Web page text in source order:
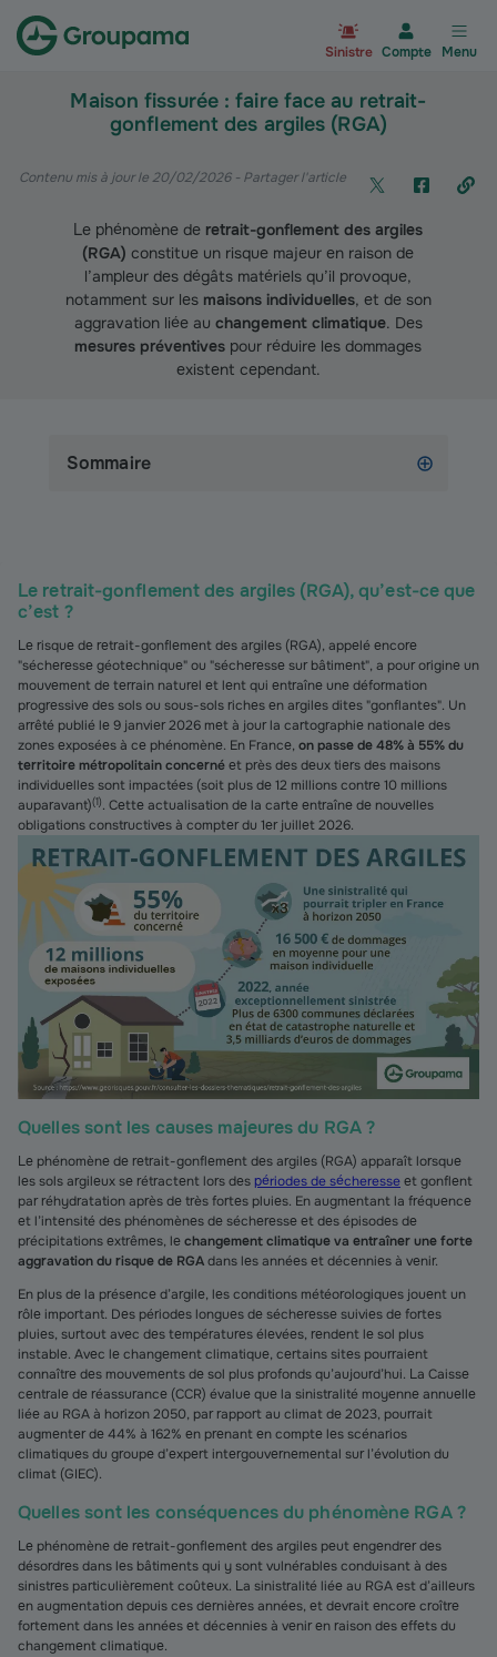
Sinistre Compte Menu
Maison fissurée : faire face au retrait-
gonflement des argiles (RGA)
Contenu mis à jour le 20/02/2026- Partager l'article
Le phénomène de retrait-gonflement des argiles
(RGA) constitue un risque majeur en raison de
l’ampleur des dégâts matériels qu’il provoque,
notamment sur les maisons individuelles, et de son
aggravation liée au changement climatique. Des
mesures préventives pour réduire les dommages
existent cependant.
Sommaire
Le retrait-gonflement des argiles (RGA), qu’est-ce que
c’est ?
Le risque de retrait-gonflement des argiles (RGA), appelé encore
"sécheresse géotechnique" ou "sécheresse sur bâtiment", a pour origine un
mouvement de terrain naturel et lent qui entraîne une déformation
progressive des sols ou sous-sols riches en argiles dites "gonflantes". Un
arrêté publié le 9 janvier 2026 met à jour la cartographie nationale des
zones exposées à ce phénomène. En France, on passe de 48% à 55% du
territoire métropolitain concernéet près des deux tiers des maisons
individuelles sont impactées (soit plus de 12 millions contre 10 millions
auparavant)(1). Cette actualisation de la carte entraîne de nouvelles
obligations constructives à compter du 1er juillet 2026.
Quelles sont les causes majeures du RGA ?
Le phénomène de retrait-gonflement des argiles (RGA) apparaît lorsque
les sols argileux se rétractent lors des périodes de sécheresseet gonflent
par réhydratation après de très fortes pluies. En augmentant la fréquence
et l’intensité des phénomènes de sécheresse et des épisodes de
précipitations extrêmes, lechangement climatique va entraîner une forte
aggravation du risque de RGAdans les années et décennies à venir.
En plus de la présence d’argile, les conditions météorologiques jouent un
rôle important. Des périodes longues de sécheresse suivies de fortes
pluies, surtout avec des températures élevées, rendent le sol plus
instable. Avec le changement climatique, certains sites pourraient
connaître des mouvements de sol plus profonds qu’aujourd’hui. La Caisse
centrale de réassurance (CCR) évalue que la sinistralité moyenne annuelle
liée au RGA à horizon 2050, par rapport au climat de 2023, pourrait
augmenter de 44% à 162% en prenant en compte les scénarios
climatiques du groupe d’expert intergouvernemental sur l’évolution du
climat (GIEC).
Quelles sont les conséquences du phénomène RGA ?
Le phénomène de retrait-gonflement des argiles peut engendrer des
désordres dans les bâtiments qui y sont vulnérables conduisant à des
sinistres particulièrement coûteux. La sinistralité liée au RGA est d’ailleurs
en augmentation depuis ces dernières années, et devrait encore croître
fortement dans les années et décennies à venir en raison des effets du
changement climatique.